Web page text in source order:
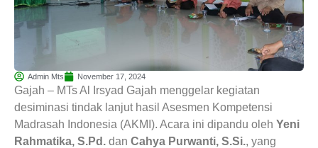
Admin Mts November 17, 2024
Gajah – MTs Al Irsyad Gajah menggelar kegiatan
desiminasi tindak lanjut hasil Asesmen Kompetensi
Madrasah Indonesia (AKMI). Acara ini dipandu oleh Yeni
Rahmatika, S.Pd. dan Cahya Purwanti, S.Si., yang